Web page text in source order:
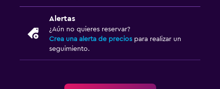
Alertas
¿Aún no quieres reservar?
Crea una alerta de precios para realizar un
seguimiento.